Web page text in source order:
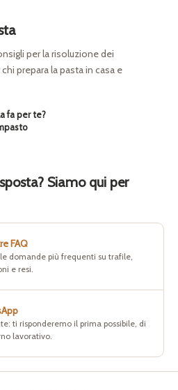
per la risoluzione dei
prepara la pasta in casa e
fa per te?
Siamo qui per
FAQ
domande più frequenti su trafile,
e resi.
ti risponderemo il prima possibile, di
lavorativo.